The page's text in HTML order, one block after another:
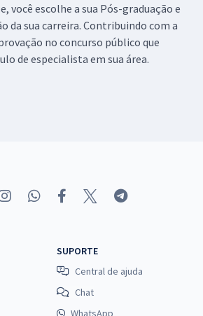
você escolhe a sua Pós-graduação e
da sua carreira. Contribuindo com a
no concurso público que
de especialista em sua área.
SUPORTE
Central de ajuda
Chat
WhatsApp